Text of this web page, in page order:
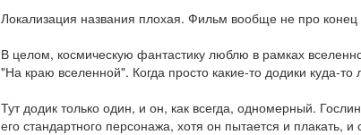
Локализация названия плохая. Фильм вообще не про конец
В целом, космическую фантастику люблю в рамках
"На краю вселенной". Когда просто какие-то додики куда-то
Тут додик только один, и он, как всегда, одномерный.
его стандартного персонажа, хотя он пытается и плакать,